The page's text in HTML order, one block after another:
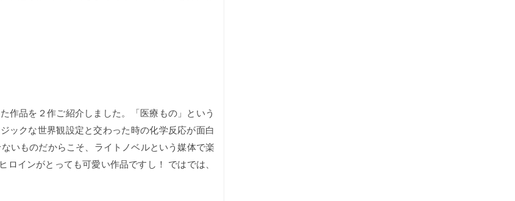
品を２作ご紹介しました。「医療もの」という
ックな世界観設定と交わった時の化学反応が面白
いものだからこそ、ライトノベルという媒体で楽
インがとっても可愛い作品ですし！ ではでは、